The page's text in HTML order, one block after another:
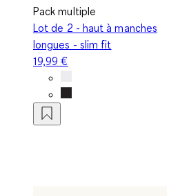
Pack multiple
Lot de 2 - haut à manches
longues - slim fit
19,99 €